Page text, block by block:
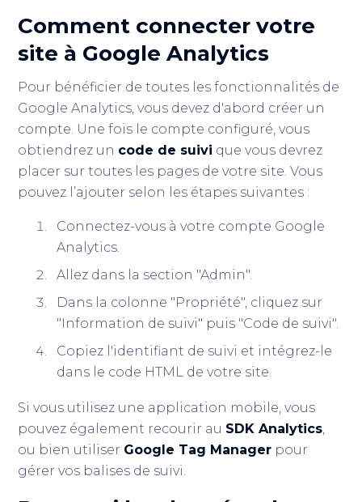
Comment connecter votre
site à Google Analytics
Pour bénéficier de toutes les fonctionnalités de
Google Analytics, vous devez d'abord créer un
compte. Une fois le compte configuré, vous
obtiendrez un code de suivi que vous devrez
placer sur toutes les pages de votre site. Vous
pouvez l’ajouter selon les étapes suivantes :
Connectez-vous à votre compte Google
Analytics.
Allez dans la section "Admin".
Dans la colonne "Propriété", cliquez sur
"Information de suivi" puis "Code de suivi".
Copiez l'identifiant de suivi et intégrez-le
dans le code HTML de votre site.
Si vous utilisez une application mobile, vous
pouvez également recourir au SDK Analytics,
ou bien utiliser Google Tag Manager pour
gérer vos balises de suivi.